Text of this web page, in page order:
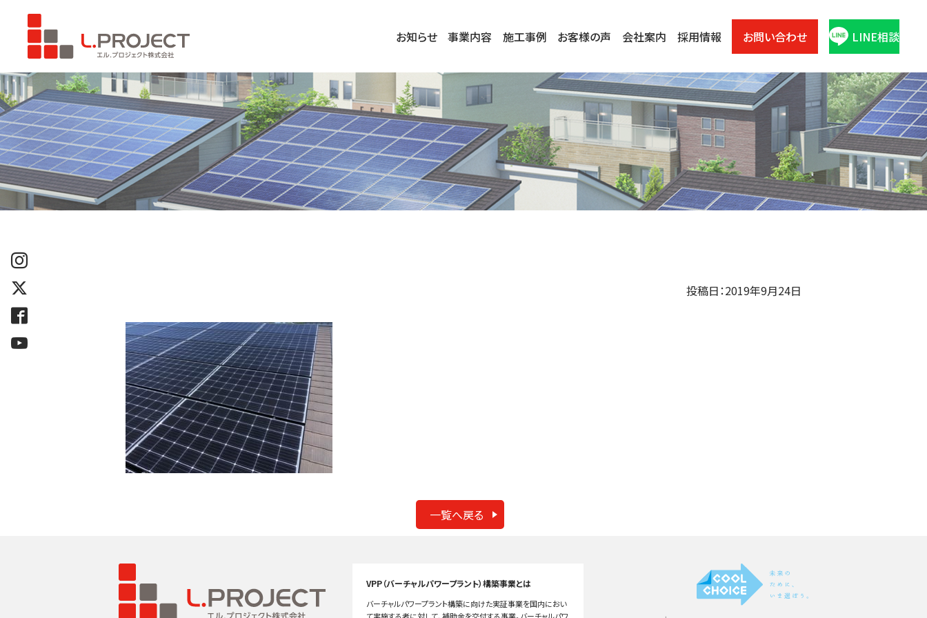
お知らせ 事業内容 施工事例 お客様の声 会社案内 採用情報 お問い合わせ LINE相談
投稿日：2019年9月24日
一覧へ戻る
VPP（バーチャルパワープラント）構築事業とは
バーチャルパワープラント構築に向けた実証事業を国内におい